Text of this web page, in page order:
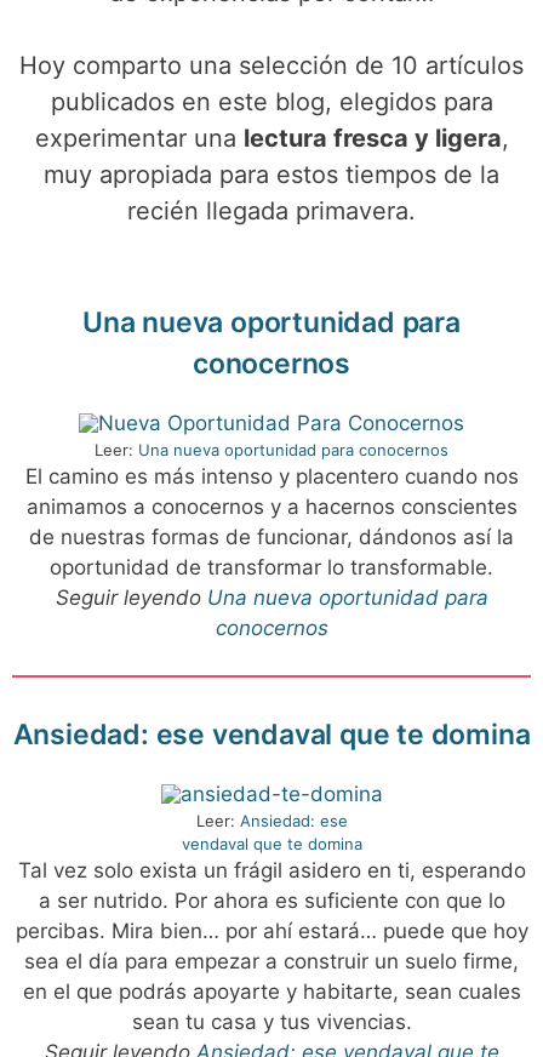
Hoy comparto una selección de 10 artículos
publicados en este blog, elegidos para
experimentar una lectura fresca y ligera,
muy apropiada para estos tiempos de la
recién llegada primavera.
Una nueva oportunidad para
conocernos
Leer: Una nueva oportunidad para conocernos
El camino es más intenso y placentero cuando nos
animamos a conocernos y a hacernos conscientes
de nuestras formas de funcionar, dándonos así la
oportunidad de transformar lo transformable.
Seguir leyendo Una nueva oportunidad para
conocernos
Ansiedad: ese vendaval que te domina
Leer: Ansiedad: ese
vendaval que te domina
Tal vez solo exista un frágil asidero en ti, esperando
a ser nutrido. Por ahora es suficiente con que lo
percibas. Mira bien… por ahí estará… puede que hoy
sea el día para empezar a construir un suelo firme,
en el que podrás apoyarte y habitarte, sean cuales
sean tu casa y tus vivencias.
Seguir leyendo Ansiedad: ese vendaval que te